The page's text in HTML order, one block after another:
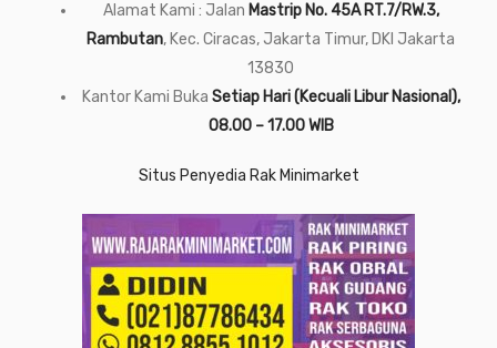
Alamat Kami : Jalan Mastrip No. 45A RT.7/RW.3,
Rambutan, Kec. Ciracas, Jakarta Timur, DKI Jakarta
13830
Kantor Kami Buka Setiap Hari (Kecuali Libur Nasional),
08.00 – 17.00 WIB
Situs Penyedia Rak Minimarket